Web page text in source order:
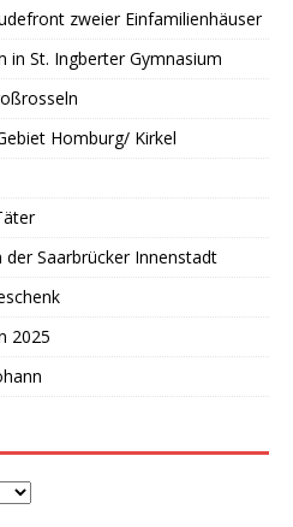
zweier Einfamilienhäuser
in St. Ingberter Gymnasium
Homburg/ Kirkel
Saarbrücker Innenstadt
2025